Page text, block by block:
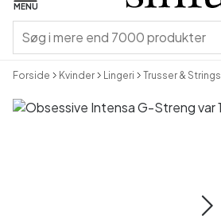
MENU
Forside Kvinder Lingeri Trusser & Strings